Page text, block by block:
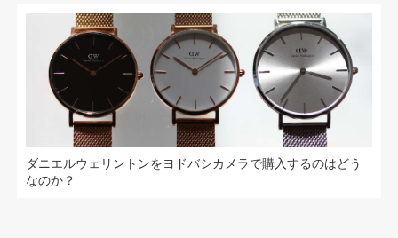
ダニエルウェリントンをヨドバシカメラで購入するのはどう
なのか？